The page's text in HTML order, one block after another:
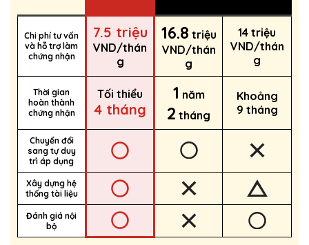
Chi phí tư vấn
và hỗ trợ làm
chứng nhận
7.5 triệu
VND/thán
g
16.8 triệu
VND/thán
g
14 triệu
VND/thán
g
Thời gian
hoàn thành
chứng nhận
Tối thiểu
4 tháng
1 năm
2 tháng
Khoảng
9 tháng
Chuyển đổi
sang tự duy
trì áp dụng
Xây dựng hệ
thống tài liệu
Đánh giá nội
bộ